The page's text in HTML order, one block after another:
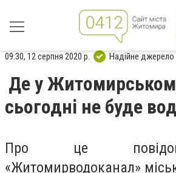
09:30, 12 серпня 2020 р. Надійне джерело
Де у
сьогодні не буде
Про це
«Житомирводоканал»